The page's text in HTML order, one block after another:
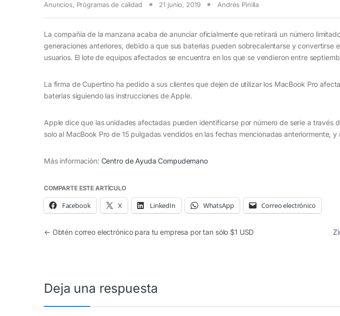
Anuncios, Programas de calidad 21 junio, 2019 Andrés Pinilla
La compañía de la manzana acaba de anunciar oficialmente que retirará un número
generaciones anteriores, debido a que sus baterías pueden sobrecalentarse y convertirse
usuarios. El lote de equipos afectados se encuentra en los que se vendieron entre
La firma de Cupertino ha pedido a sus clientes que dejen de utilizar los MacBook Pro
baterías siguiendo las instrucciones de Apple.
Apple dice que las unidades afectadas pueden identificarse por número de serie a través
solo al MacBook Pro de 15 pulgadas vendidos en las fechas mencionadas anteriormente,
Más información: Centro de Ayuda Compudemano
COMPARTE ESTE ARTÍCULO
Facebook X LinkedIn WhatsApp Correo electrónico
Navegación de entradas
← Obtén correo electrónico para tu empresa por tan sólo $1 USD
Deja una respuesta